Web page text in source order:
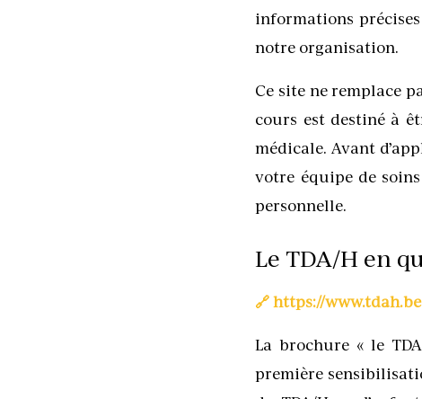
informations
notre organisation.
Ce site ne remplace
cours est destiné à
médicale. Avant
votre équipe de
personnelle.
Le TDA/H en
🔗 https://www.tdah.be
La brochure « le
première